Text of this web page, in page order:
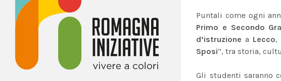
Puntali come ogni
Primo e Secondo
d’istruzione a Lecco,
Sposi“, tra storia,
Gli studenti saranno